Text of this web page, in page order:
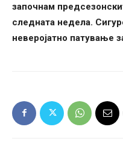
започнам
следната недела.
неверојатно патување